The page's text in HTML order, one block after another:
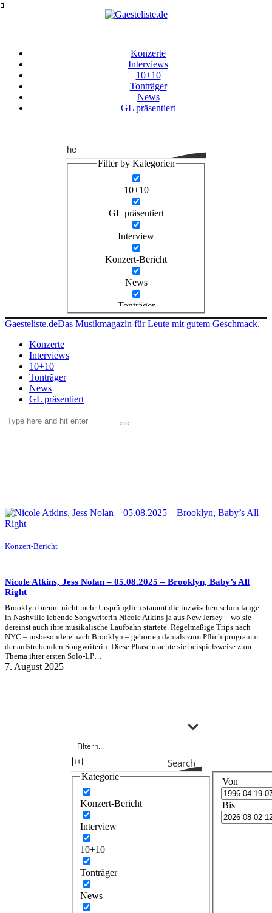
Konzerte
Interviews
10+10
Tonträger
News
GL präsentiert
Suche
Filter by Kategorien
10+10
GL präsentiert
Interview
Konzert-Bericht
News
Tonträger
Gaesteliste.deDas Musikmagazin für Leute mit gutem Geschmack.
Konzerte
Interviews
10+10
Tonträger
News
GL präsentiert
Konzert-Bericht
Nicole Atkins, Jess Nolan – 05.08.2025 – Brooklyn, Baby’s All
Right
Brooklyn brennt nicht mehr Ursprünglich stammt die inzwischen schon lange
in Nashville lebende Songwriterin Nicole Atkins ja aus New Jersey – wo sie
dereinst auch ihre musikalische Laufbahn startete. Regelmäßige Trips nach
NYC – insbesondere nach Brooklyn – gehörten damals zum Pflichtprogramm
der aufstrebenden Songwriterin. Diese Phase machte sie beispielsweise zum
Thema ihrer ersten Solo-LP…
7. August 2025
Search
Kategorie
Konzert-Bericht
Interview
10+10
Tonträger
News
Von
Bis